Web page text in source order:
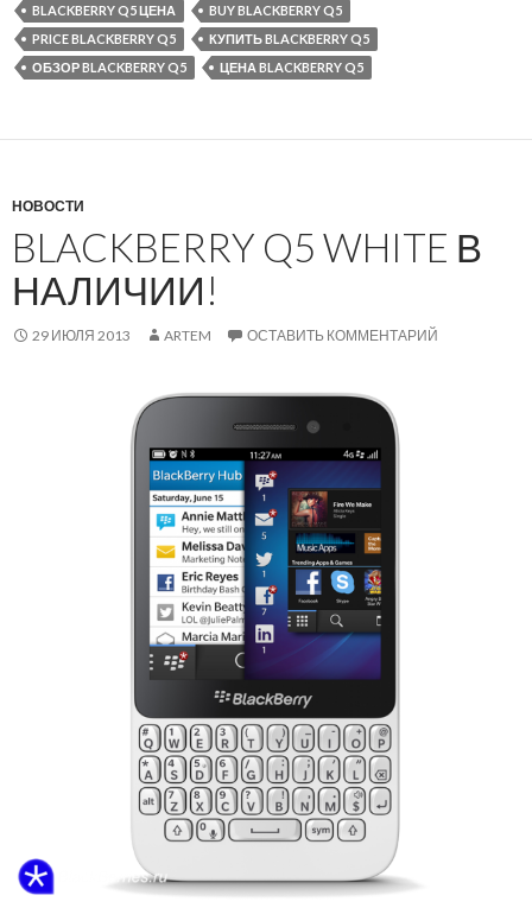
BLACKBERRY Q5 ЦЕНА
BUY BLACKBERRY Q5
PRICE BLACKBERRY Q5
КУПИТЬ BLACKBERRY Q5
ОБЗОР BLACKBERRY Q5
ЦЕНА BLACKBERRY Q5
НОВОСТИ
BLACKBERRY Q5 WHITE В
НАЛИЧИИ!
29 ИЮЛЯ 2013 ARTEM ОСТАВИТЬ КОММЕНТАРИЙ